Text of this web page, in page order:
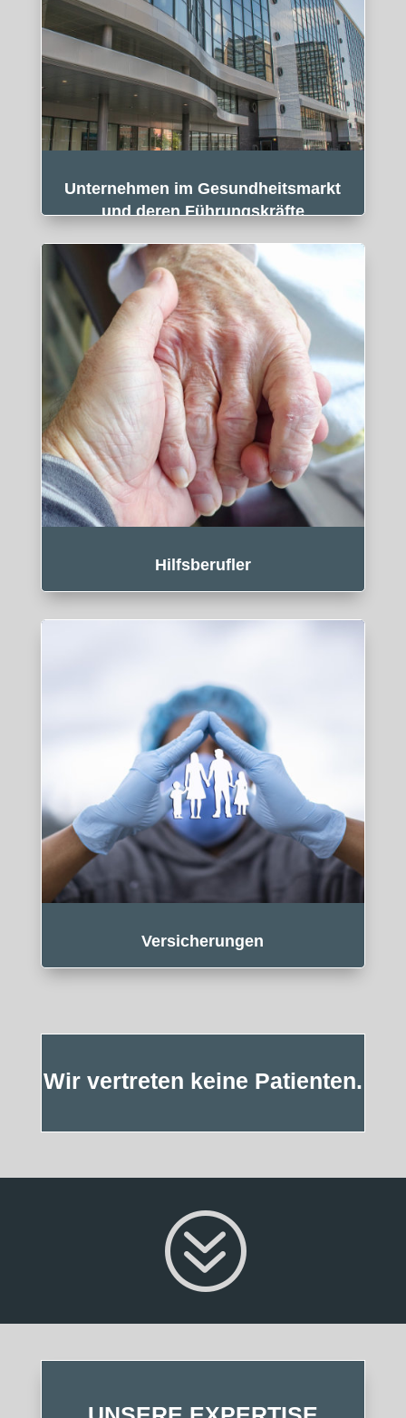
Unternehmen im Gesundheitsmarkt
und deren Führungskräfte
Hilfsberufler
Versicherungen
Wir vertreten keine Patienten.
?